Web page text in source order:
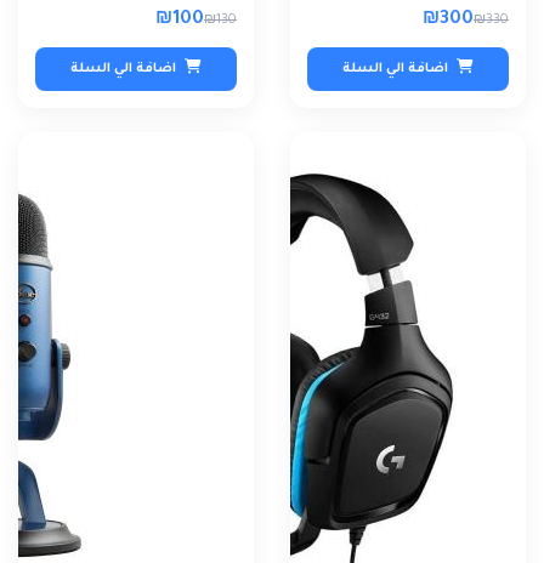
Gaming Headse..
₪330
₪300
اضافة الي السلة
₪130
₪100
اضافة الي السلة